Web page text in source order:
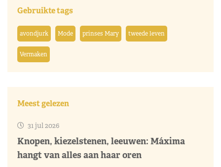
Gebruikte tags
avondjurk Mode prinses Mary tweede leven
Vermaken
Meest gelezen
31 jul 2026
Knopen, kiezelstenen, leeuwen: Máxima
hangt van alles aan haar oren